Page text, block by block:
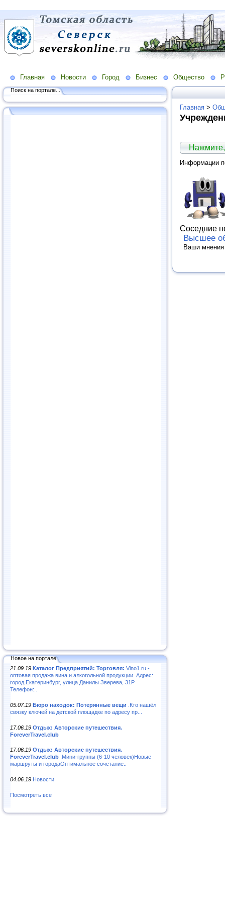
Главная Новости Город Бизнес Общество
Поиск на портале...
Новое на портале
21.09.19 Каталог Предприятий: Торговля: Vino1.ru -
оптовая продажа вина и алкогольной продукции. Адрес:
город Екатеринбург, улица Данилы Зверева, 31Р
Телефон:..
05.07.19 Бюро находок: Потерянные вещи .Кто нашёл
связку ключей на детской площадке по адресу пр...
17.06.19 Отдых: Авторские путешествия.
ForeverTravel.club
17.06.19 Отдых: Авторские путешествия.
ForeverTravel.club .Мини-группы (6-10 человек)Новые
маршруты и городаОптимальное сочетание..
04.06.19 Новости
Посмотреть все
Главная >
Информации
Соседние
Высшее
Ваши мнения